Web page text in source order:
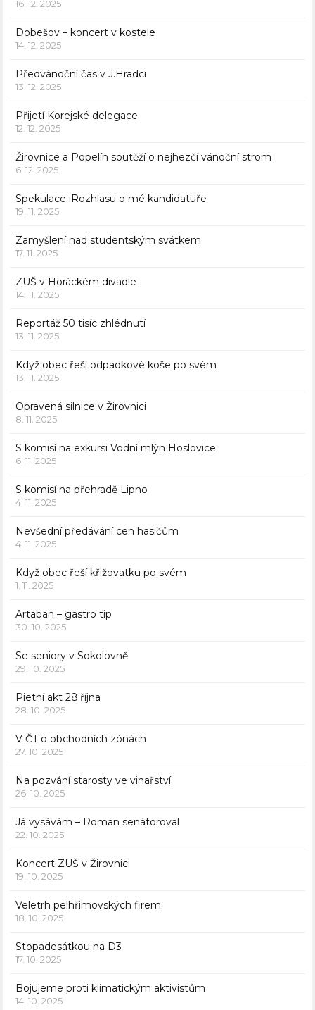
16. 12. 2025
Dobešov – koncert v kostele
14. 12. 2025
Předvánoční čas v J.Hradci
13. 12. 2025
Přijetí Korejské delegace
12. 12. 2025
Žirovnice a Popelín soutěží o nejhezčí vánoční strom
6. 12. 2025
Spekulace iRozhlasu o mé kandidatuře
19. 11. 2025
Zamyšlení nad studentským svátkem
17. 11. 2025
ZUŠ v Horáckém divadle
14. 11. 2025
Reportáž 50 tisíc zhlédnutí
13. 11. 2025
Když obec řeší odpadkové koše po svém
13. 11. 2025
Opravená silnice v Žirovnici
8. 11. 2025
S komisí na exkursi Vodní mlýn Hoslovice
6. 11. 2025
S komisí na přehradě Lipno
4. 11. 2025
Nevšední předávání cen hasičům
4. 11. 2025
Když obec řeší křižovatku po svém
1. 11. 2025
Artaban – gastro tip
30. 10. 2025
Se seniory v Sokolovně
29. 10. 2025
Pietní akt 28.října
28. 10. 2025
V ČT o obchodních zónách
27. 10. 2025
Na pozvání starosty ve vinařství
26. 10. 2025
Já vysávám – Roman senátoroval
22. 10. 2025
Koncert ZUŠ v Žirovnici
19. 10. 2025
Veletrh pelhřimovských firem
18. 10. 2025
Stopadesátkou na D3
17. 10. 2025
Bojujeme proti klimatickým aktivistům
14. 10. 2025